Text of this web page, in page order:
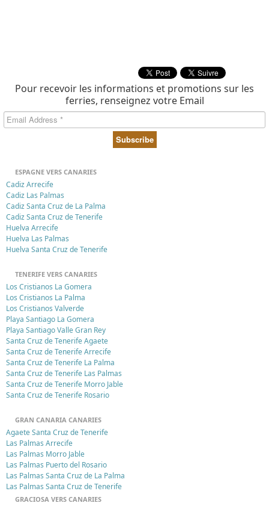
Pour recevoir les informations et promotions sur les
ferries, renseignez votre Email
ESPAGNE VERS CANARIES
Cadiz Arrecife
Cadiz Las Palmas
Cadiz Santa Cruz de La Palma
Cadiz Santa Cruz de Tenerife
Huelva Arrecife
Huelva Las Palmas
Huelva Santa Cruz de Tenerife
TENERIFE VERS CANARIES
Los Cristianos La Gomera
Los Cristianos La Palma
Los Cristianos Valverde
Playa Santiago La Gomera
Playa Santiago Valle Gran Rey
Santa Cruz de Tenerife Agaete
Santa Cruz de Tenerife Arrecife
Santa Cruz de Tenerife La Palma
Santa Cruz de Tenerife Las Palmas
Santa Cruz de Tenerife Morro Jable
Santa Cruz de Tenerife Rosario
GRAN CANARIA CANARIES
Agaete Santa Cruz de Tenerife
Las Palmas Arrecife
Las Palmas Morro Jable
Las Palmas Puerto del Rosario
Las Palmas Santa Cruz de La Palma
Las Palmas Santa Cruz de Tenerife
GRACIOSA VERS CANARIES